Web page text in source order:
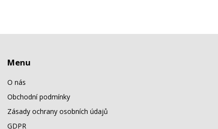
Menu
O nás
Obchodní podmínky
Zásady ochrany osobních údajů
GDPR